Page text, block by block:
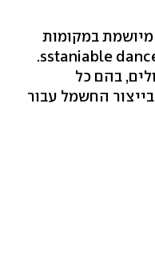
במקומות
שונים בעולם וידועה בשם sstaniable dance flor.
בהם כל
החשמל עבור